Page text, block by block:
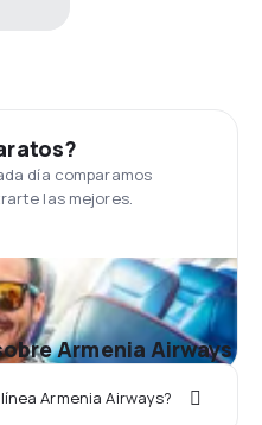
día comparamos
las mejores.
Armenia Airways
Armenia Airways?